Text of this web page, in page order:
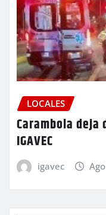
LOCALES
Carambola deja
IGAVEC
igavec